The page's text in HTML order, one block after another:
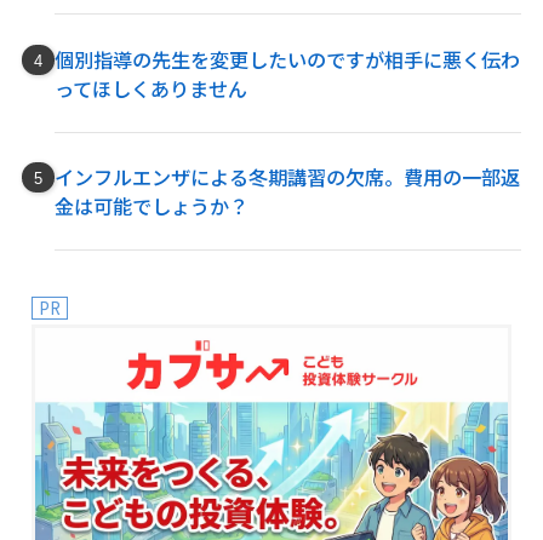
個別指導の先生を変更したいのですが相手に悪く伝わ
ってほしくありません
インフルエンザによる冬期講習の欠席。費用の一部返
金は可能でしょうか？
PR